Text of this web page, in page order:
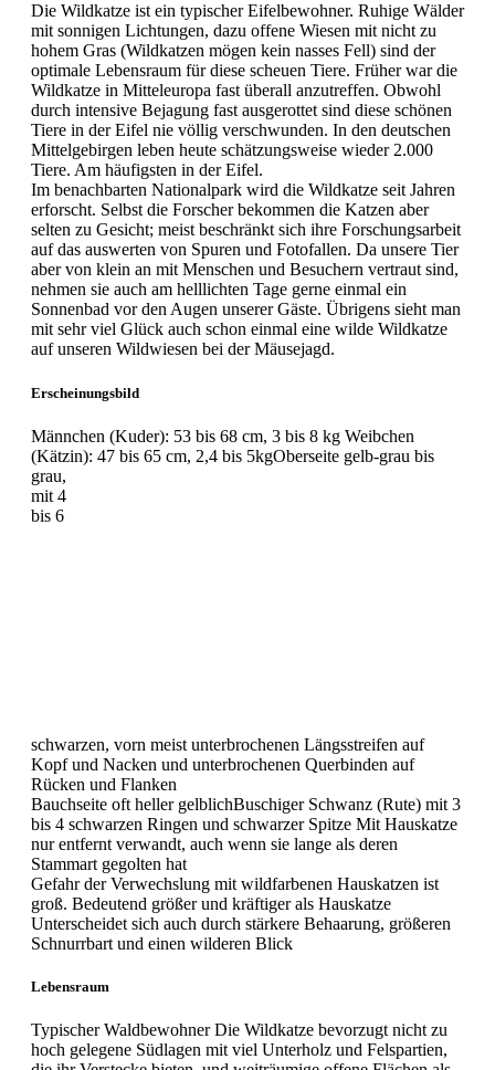
Die Wildkatze ist ein typischer Eifelbewohner. Ruhige Wälder
mit sonnigen Lichtungen, dazu offene Wiesen mit nicht zu
hohem Gras (Wildkatzen mögen kein nasses Fell) sind der
optimale Lebensraum für diese scheuen Tiere. Früher war die
Wildkatze in Mitteleuropa fast überall anzutreffen. Obwohl
durch intensive Bejagung fast ausgerottet sind diese schönen
Tiere in der Eifel nie völlig verschwunden. In den deutschen
Mittelgebirgen leben heute schätzungsweise wieder 2.000
Tiere. Am häufigsten in der Eifel.
Im benachbarten Nationalpark wird die Wildkatze seit Jahren
erforscht. Selbst die Forscher bekommen die Katzen aber
selten zu Gesicht; meist beschränkt sich ihre Forschungsarbeit
auf das auswerten von Spuren und Fotofallen. Da unsere Tier
aber von klein an mit Menschen und Besuchern vertraut sind,
nehmen sie auch am helllichten Tage gerne einmal ein
Sonnenbad vor den Augen unserer Gäste. Übrigens sieht man
mit sehr viel Glück auch schon einmal eine wilde Wildkatze
auf unseren Wildwiesen bei der Mäusejagd.
Erscheinungsbild
Männchen (Kuder): 53 bis 68 cm, 3 bis 8 kg Weibchen
(Kätzin): 47 bis 65 cm, 2,4 bis 5kgOberseite gelb-grau bis
grau,
mit 4
bis 6
schwarzen, vorn meist unterbrochenen Längsstreifen auf
Kopf und Nacken und unterbrochenen Querbinden auf
Rücken und Flanken
Bauchseite oft heller gelblichBuschiger Schwanz (Rute) mit 3
bis 4 schwarzen Ringen und schwarzer Spitze Mit Hauskatze
nur entfernt verwandt, auch wenn sie lange als deren
Stammart gegolten hat
Gefahr der Verwechslung mit wildfarbenen Hauskatzen ist
groß. Bedeutend größer und kräftiger als Hauskatze
Unterscheidet sich auch durch stärkere Behaarung, größeren
Schnurrbart und einen wilderen Blick
Lebensraum
Typischer Waldbewohner Die Wildkatze bevorzugt nicht zu
hoch gelegene Südlagen mit viel Unterholz und Felspartien,